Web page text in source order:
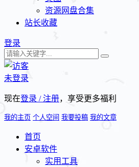
资源网盘合集
站长收藏
登录
未登录
现在登录 / 注册，享受更多福利
我的主页 个人空间 我要投稿 我的文章
首页
安卓软件
实用工具